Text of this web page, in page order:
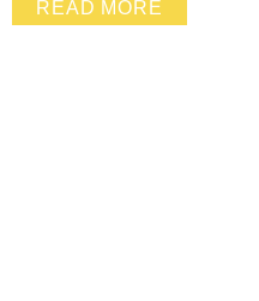
READ MORE